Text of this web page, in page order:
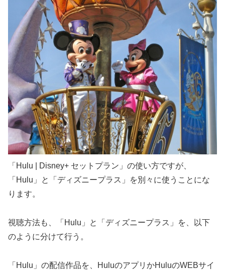
「Hulu | Disney+ セットプラン」の使い方ですが、
「Hulu」と「ディズニープラス」を別々に使うことにな
ります。
視聴方法も、「Hulu」と「ディズニープラス」を、以下
のように分けて行う。
「Hulu」の配信作品を、HuluのアプリかHuluのWEBサイ